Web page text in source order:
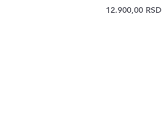
Price
12.900,00 RSD